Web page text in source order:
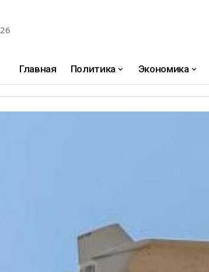
Главная Политика Экономика